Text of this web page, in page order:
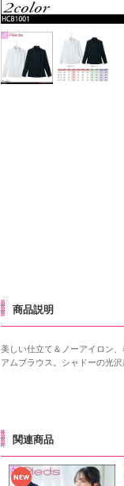
商品説明
美しい仕立て＆ノーアイロン
アムブラウス。シャドーの光
関連商品